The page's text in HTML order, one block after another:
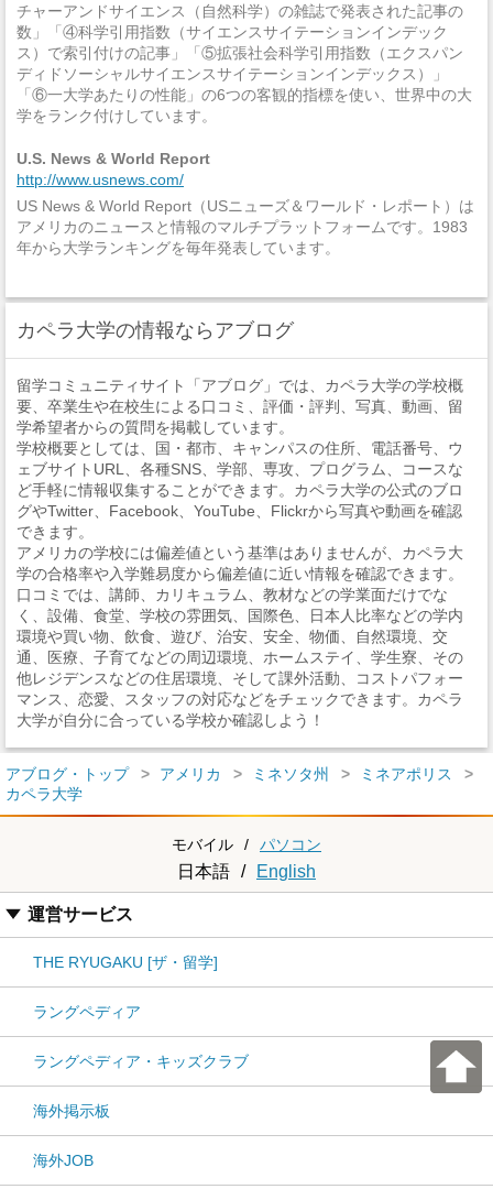
チャーアンドサイエンス（自然科学）の雑誌で発表された記事の
数」「④科学引用指数（サイエンスサイテーションインデック
ス）で索引付けの記事」「⑤拡張社会科学引用指数（エクスパン
ディドソーシャルサイエンスサイテーションインデックス）」
「⑥一大学あたりの性能」の6つの客観的指標を使い、世界中の大
学をランク付けしています。
U.S. News & World Report
http://www.usnews.com/
US News & World Report（USニューズ＆ワールド・レポート）は
アメリカのニュースと情報のマルチプラットフォームです。1983
年から大学ランキングを毎年発表しています。
カペラ大学の情報ならアブログ
留学コミュニティサイト「アブログ」では、カペラ大学の学校概
要、卒業生や在校生による口コミ、評価・評判、写真、動画、留
学希望者からの質問を掲載しています。
学校概要としては、国・都市、キャンパスの住所、電話番号、ウ
ェブサイトURL、各種SNS、学部、専攻、プログラム、コースな
ど手軽に情報収集することができます。カペラ大学の公式のブロ
グやTwitter、Facebook、YouTube、Flickrから写真や動画を確認
できます。
アメリカの学校には偏差値という基準はありませんが、カペラ大
学の合格率や入学難易度から偏差値に近い情報を確認できます。
口コミでは、講師、カリキュラム、教材などの学業面だけでな
く、設備、食堂、学校の雰囲気、国際色、日本人比率などの学内
環境や買い物、飲食、遊び、治安、安全、物価、自然環境、交
通、医療、子育てなどの周辺環境、ホームステイ、学生寮、その
他レジデンスなどの住居環境、そして課外活動、コストパフォー
マンス、恋愛、スタッフの対応などをチェックできます。カペラ
大学が自分に合っている学校か確認しよう！
アブログ・トップ アメリカ ミネソタ州
ミネアポリス
カペラ大学
モバイル / パソコン
日本語 / English
運営サービス
THE RYUGAKU [ザ・留学]
ラングペディア
ラングペディア・キッズクラブ
海外掲示板
海外JOB